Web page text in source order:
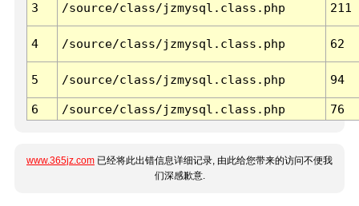
3 /source/class/jzmysql.class.php 211
4 /source/class/jzmysql.class.php 62
5 /source/class/jzmysql.class.php 94
6 /source/class/jzmysql.class.php 76
www.365jz.com 已经将此出错信息详细记录, 由此给您带来的访问不便我
们深感歉意.